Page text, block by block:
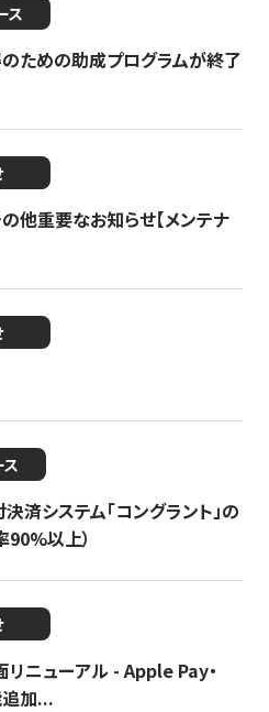
ス
ための助成プログラムが終了
他重要なお知らせ【メンテナ
ス
済システム「コングラント」の
以上）
リニューアル - Apple Pay・
加...